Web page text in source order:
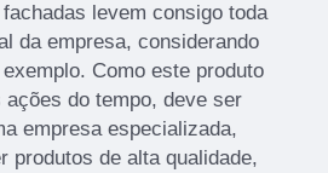
levem consigo toda
da empresa, considerando
Como este produto
do tempo, deve ser
empresa especializada,
produtos de alta qualidade,